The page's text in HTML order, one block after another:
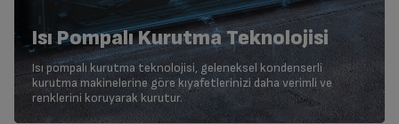
Isı Pompalı Kurutma Teknolojisi
Isı pompalı kurutma teknolojisi, geleneksel kondenserli
kurutma makinelerine göre kıyafetlerinizi daha verimli ve
renklerini koruyarak kurutur.